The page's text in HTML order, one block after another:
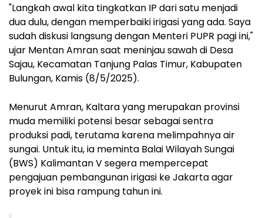
"Langkah awal kita tingkatkan IP dari satu menjadi
dua dulu, dengan memperbaiki irigasi yang ada. Saya
sudah diskusi langsung dengan Menteri PUPR pagi ini,"
ujar Mentan Amran saat meninjau sawah di Desa
Sajau, Kecamatan Tanjung Palas Timur, Kabupaten
Bulungan, Kamis (8/5/2025).
Menurut Amran, Kaltara yang merupakan provinsi
muda memiliki potensi besar sebagai sentra
produksi padi, terutama karena melimpahnya air
sungai. Untuk itu, ia meminta Balai Wilayah Sungai
(BWS) Kalimantan V segera mempercepat
pengajuan pembangunan irigasi ke Jakarta agar
proyek ini bisa rampung tahun ini.